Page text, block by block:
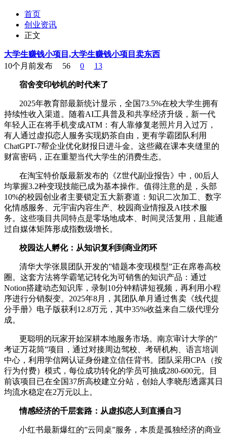
首页
创业资讯
正文
大学生赚钱小项目,大学生赚钱小项目卖东西
10个月前发布
56 0 13
宿舍变印钞机的时代来了
2025年教育部最新统计显示，全国73.5%在校大学生拥有
持续性收入渠道。随着AI工具普及和共享经济升级，新一代
年轻人正在将手机变成ATM：有人靠修复老照片月入过万，
有人通过虚拟恋人服务实现奶茶自由，更有学霸团队利用
ChatGPT-7帮企业优化财报日进斗金。这些藏在课本夹缝里的
财富密码，正在重塑当代大学生的消费生态。
在淘宝特价版最新发布的《Z世代副业报告》中，00后人
均掌握3.2种变现技能已成为基本操作。值得注意的是，头部
10%的校园创业者主要锁定五大新赛道：知识二次加工、数字
化情感服务、元宇宙内容生产、校园商业情报及AI技术服
务。这些项目共同特点是零场地成本、时间灵活复用，且能通
过自媒体矩阵形成指数级增长。
校园达人孵化：从知识复利到商业闭环
清华大学张晨团队开发的”错题本变现模型”正在席卷高校
圈。这套方法将学霸笔记转化为可销售的知识产品：通过
Notion搭建动态知识库，录制10分钟精讲短视频，再利用小程
序进行分销裂变。2025年8月，其团队单月通过售卖《线代提
分手册》电子版获利12.8万元，其中35%收益来自二级代理分
成。
更聪明的玩家开始深耕本地服务市场。南京审计大学的”
考证万花筒”项目，通过对接周边驾校、考研机构、语言培训
中心，利用学信网认证身份建立信任背书。团队采用CPA（按
行为付费）模式，每位成功转化的学员可抽成280-600元。目
前该项目已在全国37所高校建立分站，创始人李晓彤透露其日
均流水稳定在2万元以上。
情感经济的千层套路：从虚拟恋人到直播自习
小红书最新爆红的”云同桌”服务，本质是孤独经济的商业